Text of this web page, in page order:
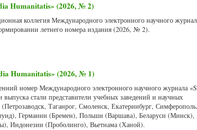
Humanitatis» (2026, № 2)
коллегия Международного электронного научного
летнего номера издания (2026, № 2).
Humanitatis» (2026, № 1)
номер Международного электронного научного журнала
стали представители учебных заведений и научных
Таганрог, Смоленск, Екатеринбург, Симферополь,
Германии (Бремен), Польши (Варшава), Беларуси (Минск),
Индонезии (Проболинго), Вьетнама (Ханой).